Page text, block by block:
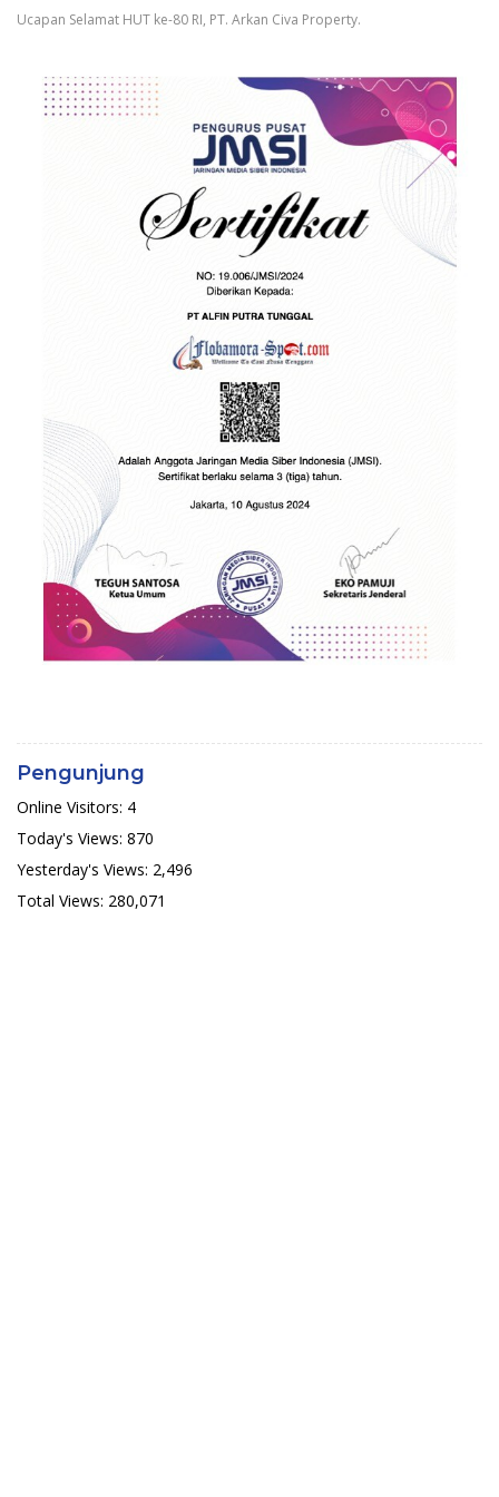
Ucapan Selamat HUT ke-80 RI, PT. Arkan Civa Property.
Pengunjung
Online Visitors: 4
Today's Views: 870
Yesterday's Views: 2,496
Total Views: 280,071